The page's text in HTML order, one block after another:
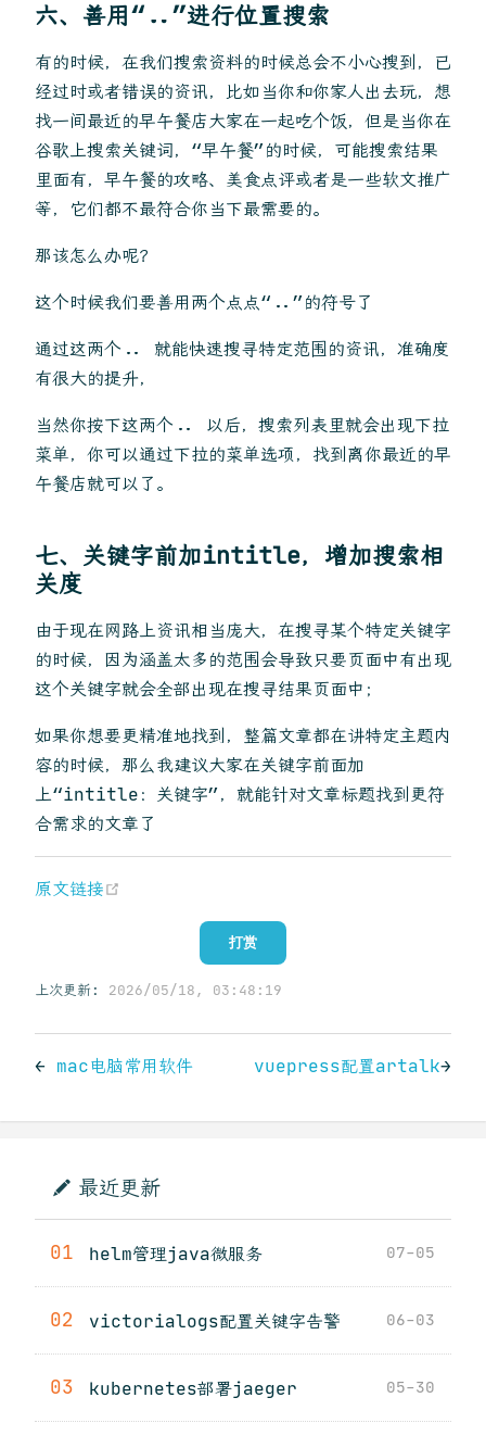
六、善用“..”进行位置搜索
有的时候，在我们搜索资料的时候总会不小心搜到，已
经过时或者错误的资讯，比如当你和你家人出去玩，想
找一间最近的早午餐店大家在一起吃个饭，但是当你在
谷歌上搜索关键词，“早午餐”的时候，可能搜索结果
里面有，早午餐的攻略、美食点评或者是一些软文推广
等，它们都不最符合你当下最需要的。
那该怎么办呢？
这个时候我们要善用两个点点“..”的符号了
通过这两个.. 就能快速搜寻特定范围的资讯，准确度
有很大的提升，
当然你按下这两个.. 以后，搜索列表里就会出现下拉
菜单，你可以通过下拉的菜单选项，找到离你最近的早
午餐店就可以了。
七、关键字前加intitle，增加搜索相
关度
由于现在网路上资讯相当庞大，在搜寻某个特定关键字
的时候，因为涵盖太多的范围会导致只要页面中有出现
这个关键字就会全部出现在搜寻结果页面中；
如果你想要更精准地找到，整篇文章都在讲特定主题内
容的时候，那么我建议大家在关键字前面加
上“intitle：关键字”，就能针对文章标题找到更符
合需求的文章了
原文链接
打赏
上次更新: 2026/05/18, 03:48:19
← mac电脑常用软件 vuepress配置artalk→
最近更新
01 helm管理java微服务 07-05
02 victorialogs配置关键字告警 06-03
03 kubernetes部署jaeger 05-30